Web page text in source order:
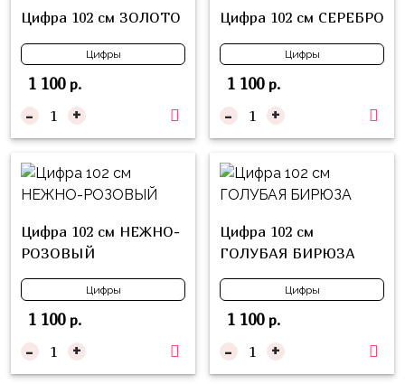
Цифра 102 см ЗОЛОТО
Цифры
1 100р.
- +
Цифра 102 см СЕРЕБРО
Цифры
1 100р.
- +
Цифра 102 см НЕЖНО-
РОЗОВЫЙ
Цифры
1 100р.
- +
Цифра 102 см
ГОЛУБАЯ БИРЮЗА
Цифры
1 100р.
- +
шары
рисунком
Фольгированные
фигуры
Готовые
композиции
из
Цифры
Шары
с
декором
Большие
шары
Девочка
Смешарики/
Малышарики
Холодное
Мой
Маленький
Пони
Боб
Лунтик
Черепашки-